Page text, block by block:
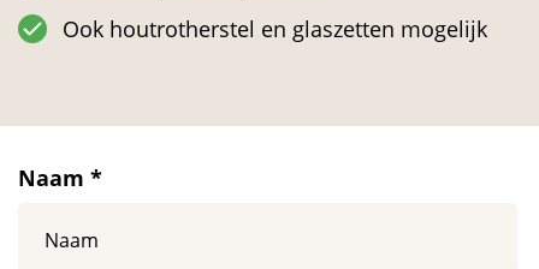
Naam *
Ook houtrotherstel en glaszetten mogelijk